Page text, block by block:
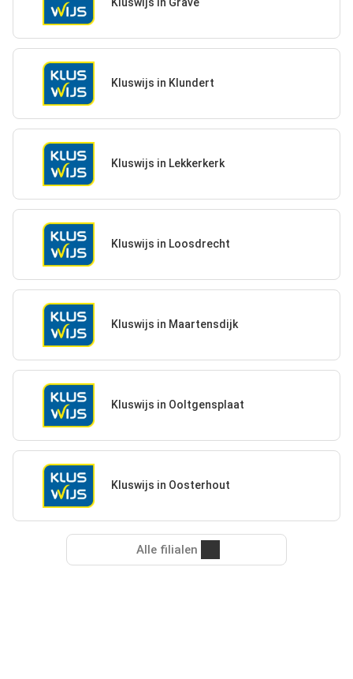
Kluswijs in Grave
Kluswijs in Klundert
Kluswijs in Lekkerkerk
Kluswijs in Loosdrecht
Kluswijs in Maartensdijk
Kluswijs in Ooltgensplaat
Kluswijs in Oosterhout
Alle filialen